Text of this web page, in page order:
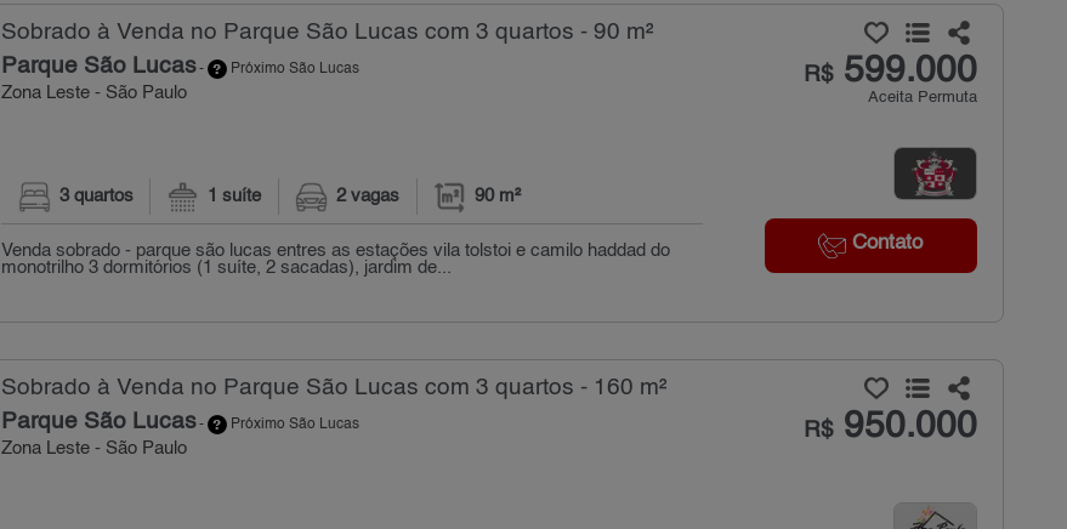
Sobrado à Venda no Parque São Lucas com 3 quartos - 90 m²
Parque São Lucas- Próximo São Lucas
Zona Leste - São Paulo
R$599.000
Aceita Permuta
Contato
3 quartos 1 suíte 2 vagas 90 m²
Venda sobrado - parque são lucas entres as estações vila tolstoi e camilo haddad do
monotrilho 3 dormitórios (1 suíte, 2 sacadas), jardim de...
Sobrado à Venda no Parque São Lucas com 3 quartos - 160 m²
Parque São Lucas- Próximo São Lucas
Zona Leste - São Paulo
R$950.000